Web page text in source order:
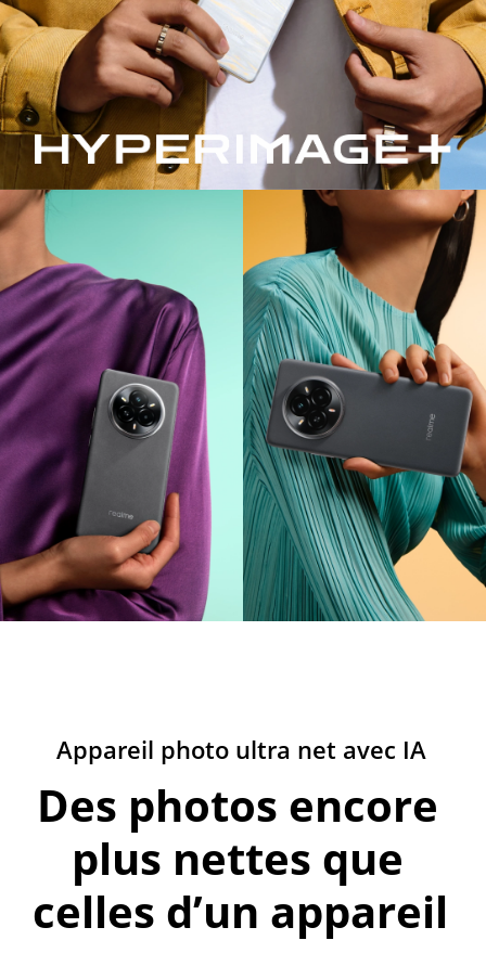
Des photos encore
plus nettes que
celles d’un appareil
Appareil photo ultra net avec IA